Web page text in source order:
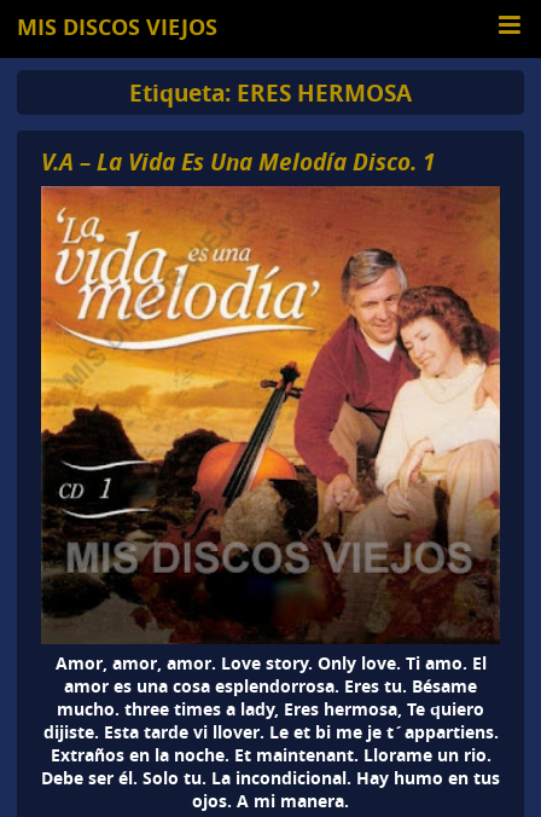
MIS DISCOS VIEJOS
Etiqueta: ERES HERMOSA
V.A – La Vida Es Una Melodía Disco. 1
Amor, amor, amor. Love story. Only love. Ti amo. El
amor es una cosa esplendorrosa. Eres tu. Bésame
mucho. three times a lady, Eres hermosa, Te quiero
dijiste. Esta tarde vi llover. Le et bi me je t´appartiens.
Extraños en la noche. Et maintenant. Llorame un rio.
Debe ser él. Solo tu. La incondicional. Hay humo en tus
ojos. A mi manera.